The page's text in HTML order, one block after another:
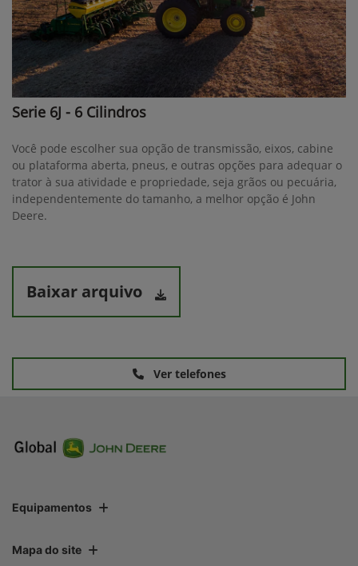
Serie 6J - 6 Cilindros
Você pode escolher sua opção de transmissão, eixos, cabine
ou plataforma aberta, pneus, e outras opções para adequar o
trator à sua atividade e propriedade, seja grãos ou pecuária,
independentemente do tamanho, a melhor opção é John
Deere.
Baixar arquivo
Ver telefones
Equipamentos
Mapa do site